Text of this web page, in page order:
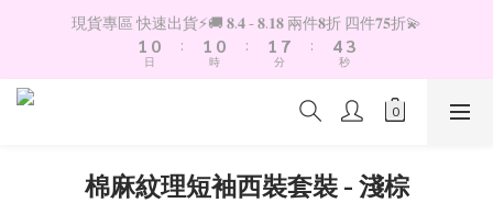
現貨專區 快速出貨⚡️🚚 𝟖.𝟒 - 𝟖.𝟏𝟖 兩件𝟖折 四件𝟕𝟓折💫
2
1
0
1
0
日
:
2
1
0
1
0
時
:
2
1
0
8
7
6
1
分
:
5
4
3
1
4
3
2
0
秒
棉麻紋理短袖西裝套裝 - 淺棕